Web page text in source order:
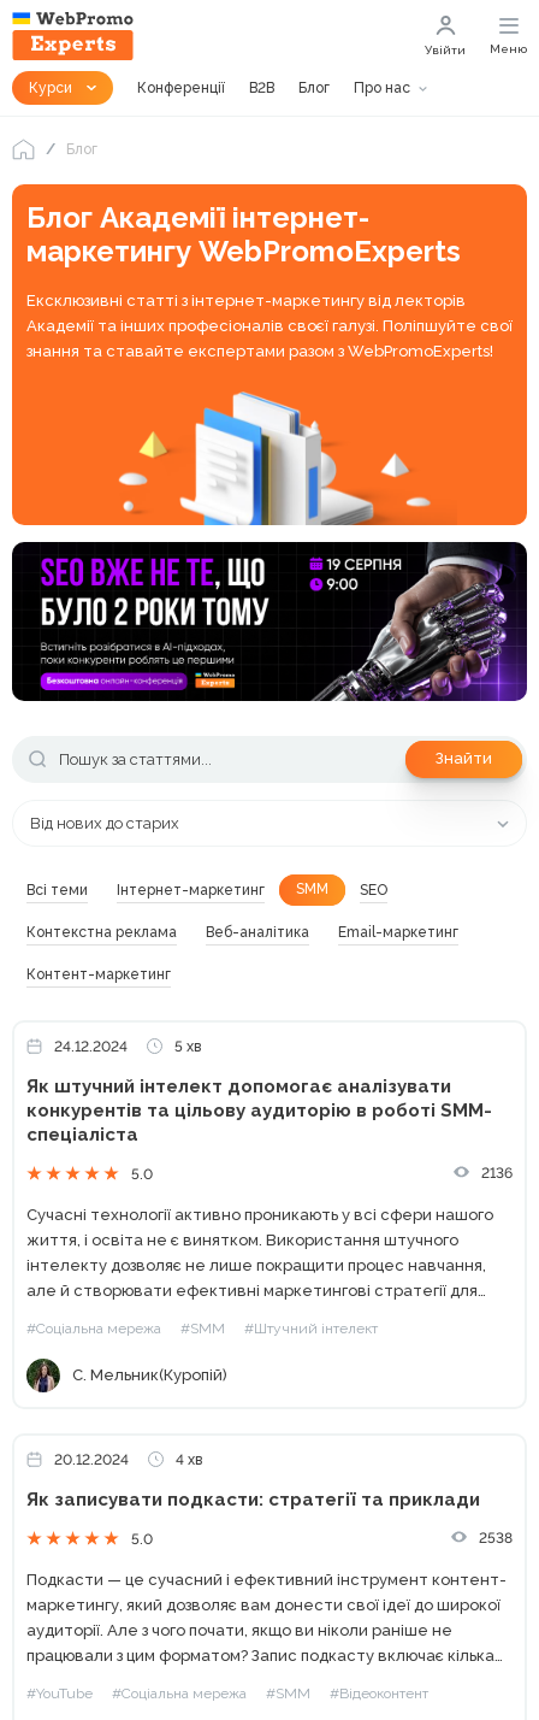
Курси Конференції B2B Блог Про нас
Увійти Меню
Блог
Блог Академії інтернет-
маркетингу WebPromoExperts
Ексклюзивні статті з інтернет-маркетингу від лекторів
Академії та інших професіоналів своєї галузі. Поліпшуйте свої
знання та ставайте експертами разом з WebPromoExperts!
Знайти
Від нових до старих
Всі теми Інтернет-маркетинг SMM SEO
Контекстна реклама Веб-аналітика Email-маркетинг
Контент-маркетинг
24.12.2024 5 хв
Як штучний інтелект допомогає аналізувати
конкурентів та цільову аудиторію в роботі SMM-
спеціаліста
5.0 2136
Сучасні технології активно проникають у всі сфери нашого
життя, і освіта не є винятком. Використання штучного
інтелекту дозволяє не лише покращити процес навчання,
але й створювати ефективні маркетингові стратегії для
#Соціальна мережа #SMM #Штучний інтелект
С. Мельник(Куропій)
20.12.2024 4 хв
Як записувати подкасти: стратегії та приклади
5.0 2538
Подкасти — це сучасний і ефективний інструмент контент-
маркетингу, який дозволяє вам донести свої ідеї до широкої
аудиторії. Але з чого почати, якщо ви ніколи раніше не
працювали з цим форматом? Запис подкасту включає кілька
#YouTube #Соціальна мережа #SMM #Відеоконтент